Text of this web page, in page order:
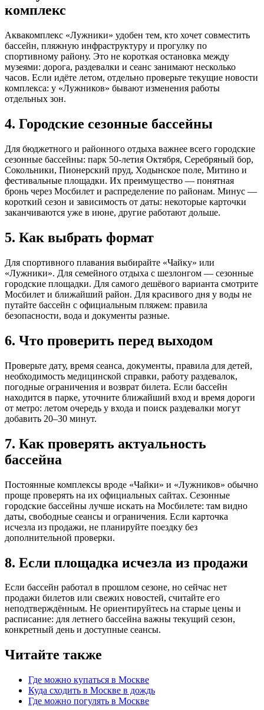
комплекс
Аквакомплекс «Лужники» удобен тем, кто хочет совместить
бассейн, пляжную инфраструктуру и прогулку по
спортивному району. Это не короткая остановка между
музеями: дорога, раздевалки и сеанс занимают несколько
часов. Если идёте летом, отдельно проверьте текущие новости
комплекса: у «Лужников» бывают изменения работы
отдельных зон.
4. Городские сезонные бассейны
Для бюджетного и районного отдыха важнее всего городские
сезонные бассейны: парк 50-летия Октября, Серебряный бор,
Сокольники, Пионерский пруд, Ходынское поле, Митино и
фестивальные площадки. Их преимущество — понятная
бронь через Мосбилет и распределение по районам. Минус —
короткий сезон и зависимость от даты: некоторые карточки
заканчиваются уже в июне, другие работают дольше.
5. Как выбрать формат
Для спортивного плавания выбирайте «Чайку» или
«Лужники». Для семейного отдыха с шезлонгом — сезонные
городские площадки. Для самого дешёвого варианта смотрите
Мосбилет и ближайший район. Для красивого дня у воды не
путайте бассейн с официальным пляжем: правила
безопасности, вода и документы разные.
6. Что проверить перед выходом
Проверьте дату, время сеанса, документы, правила для детей,
необходимость медицинской справки, работу раздевалок,
погодные ограничения и возврат билета. Если бассейн
находится в парке, уточните ближайший вход и время дороги
от метро: летом очередь у входа и поиск раздевалки могут
добавить 20–30 минут.
7. Как проверять актуальность
бассейна
Постоянные комплексы вроде «Чайки» и «Лужников» обычно
проще проверять на их официальных сайтах. Сезонные
городские бассейны лучше искать на Мосбилете: там видно
даты, свободные сеансы и ограничения. Если карточка
исчезла из продажи, не планируйте поездку без
дополнительной проверки.
8. Если площадка исчезла из продажи
Если бассейн работал в прошлом сезоне, но сейчас нет
продажи билетов или свежих новостей, считайте его
неподтверждённым. Не ориентируйтесь на старые цены и
расписание: для летнего бассейна важны текущий сезон,
конкретный день и доступные сеансы.
Читайте также
Где можно купаться в Москве
Куда сходить в Москве в дождь
Где можно погулять в Москве